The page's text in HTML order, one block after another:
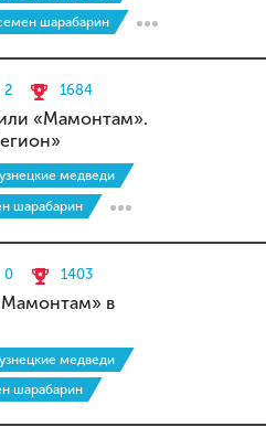
шарабарин
2 1684
«Мамонтам».
медведи
шарабарин
0 1403
в
медведи
шарабарин